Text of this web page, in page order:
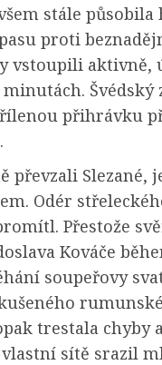
stále působila
proti
vstoupili aktivně,
Švédský
přihrávku
převzali Slezané,
Odér
Přestože
Kováče
soupeřovy
trestala chyby
sítě srazil